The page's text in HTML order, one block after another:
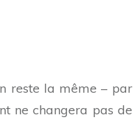
reste la même – par
ne changera pas de